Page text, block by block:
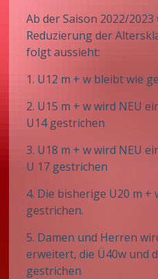
Ab der Saison 2022/2023
Reduzierung der
folgt aussieht:
1. U12 m + w bleibt wie
2. U15 m + w wird NEU
U14 gestrichen
3. U18 m + w wird NEU
U 17 gestrichen
4. Die bisherige U20 m +
gestrichen.
5. Damen und Herren
erweitert, die Ü40w und
gestrichen